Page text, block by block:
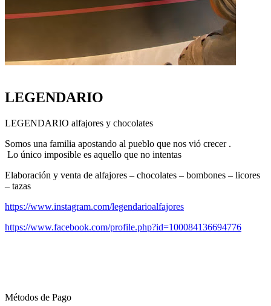
LEGENDARIO
LEGENDARIO alfajores y chocolates
Somos una familia apostando al pueblo que nos vió crecer .
Lo único imposible es aquello que no intentas
Elaboración y venta de alfajores – chocolates – bombones – licores
– tazas
https://www.instagram.com/legendarioalfajores
https://www.facebook.com/profile.php?id=100084136694776
Métodos de Pago